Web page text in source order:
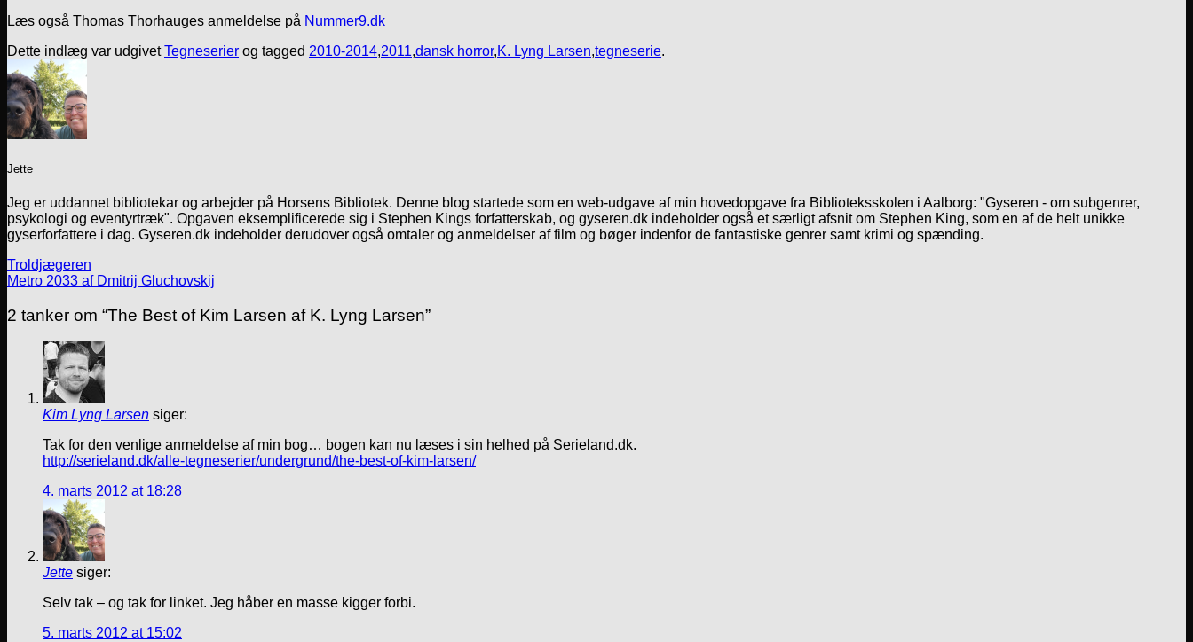
Læs også Thomas Thorhauges anmeldelse på Nummer9.dk
Dette indlæg var udgivetTegneserier og tagged 2010-2014,2011,dansk horror,K. Lyng Larsen,tegneserie.
Jette
Jeg er uddannet bibliotekar og arbejder på Horsens Bibliotek. Denne blog startede som en web-udgave af min hovedopgave fra Biblioteksskolen i Aalborg: "Gyseren - om subgenrer,
psykologi og eventyrtræk". Opgaven eksemplificerede sig i Stephen Kings forfatterskab, og gyseren.dk indeholder også et særligt afsnit om Stephen King, som en af de helt unikke
gyserforfattere i dag. Gyseren.dk indeholder derudover også omtaler og anmeldelser af film og bøger indenfor de fantastiske genrer samt krimi og spænding.
Troldjægeren
Metro 2033 af Dmitrij Gluchovskij
2 tanker om “The Best of Kim Larsen af K. Lyng Larsen”
Kim Lyng Larsen siger:
Tak for den venlige anmeldelse af min bog… bogen kan nu læses i sin helhed på Serieland.dk.
http://serieland.dk/alle-tegneserier/undergrund/the-best-of-kim-larsen/
4. marts 2012 at 18:28
Jette siger:
Selv tak – og tak for linket. Jeg håber en masse kigger forbi.
5. marts 2012 at 15:02